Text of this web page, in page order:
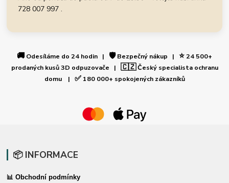
728 007 997 .
🚚 Odesíláme do 24 hodin | 🛡️Bezpečný nákup | ⭐24 500+
prodaných kusů 3D odpuzovače | 🇨🇿Český specialista ochranu
domu | ✅180 000+ spokojených zákazníků
📦 INFORMACE
📊 Obchodní podmínky